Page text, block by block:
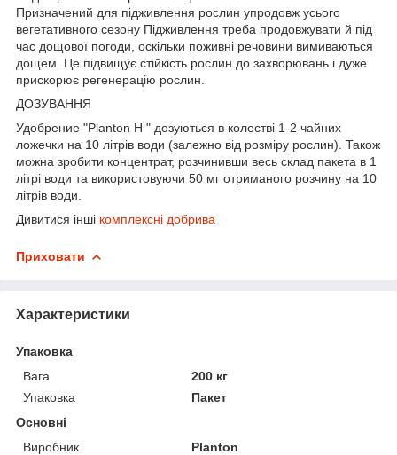
Призначений для підживлення рослин упродовж усього
вегетативного сезону Підживлення треба продовжувати й під
час дощової погоди, оскільки поживні речовини вимиваються
дощем. Це підвищує стійкість рослин до захворювань і дуже
прискорює регенерацію рослин.
ДОЗУВАННЯ
Удобрение "Planton H " дозуються в колестві 1-2 чайних
ложечки на 10 літрів води (залежно від розміру рослин). Також
можна зробити концентрат, розчинивши весь склад пакета в 1
літрі води та використовуючи 50 мг отриманого розчину на 10
літрів води.
Дивитися інші комплексні добрива
Приховати
Характеристики
Упаковка
Вага
200 кг
Упаковка
Пакет
Основні
Виробник
Planton